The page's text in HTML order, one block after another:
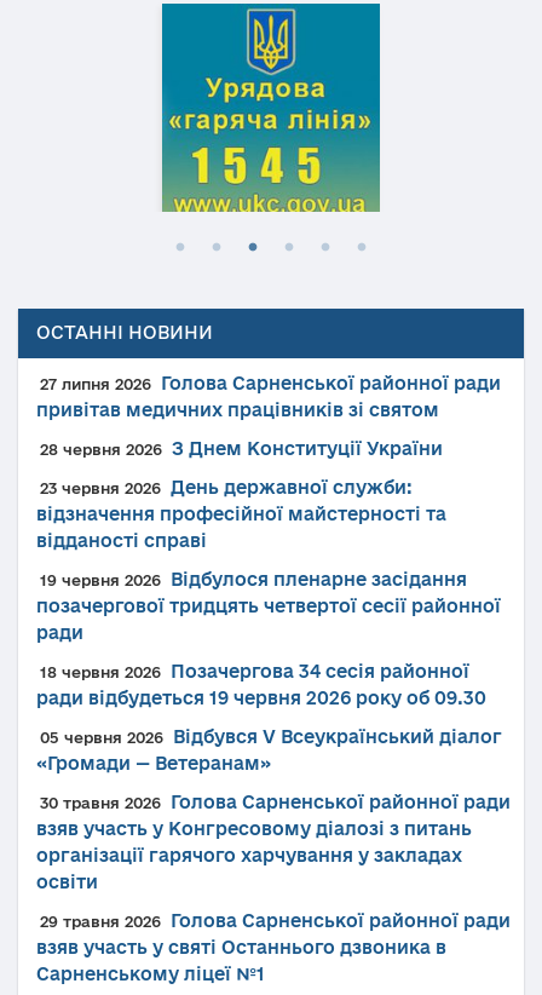
ОСТАННІ НОВИНИ
27 липня 2026
Голова Сарненської районної ради
привітав медичних працівників зі святом
28 червня 2026 З Днем Конституції України
23 червня 2026 День державної служби:
відзначення професійної майстерності та
відданості справі
19 червня 2026
Відбулося пленарне засідання
позачергової тридцять четвертої сесії районної
ради
18 червня 2026
Позачергова 34 сесія районної
ради відбудеться 19 червня 2026 року об 09.30
05 червня 2026
Відбувся V Всеукраїнський діалог
«Громади — Ветеранам»
30 травня 2026
Голова Сарненської районної ради
взяв участь у Конгресовому діалозі з питань
організації гарячого харчування у закладах
освіти
29 травня 2026
Голова Сарненської районної ради
взяв участь у святі Останнього дзвоника в
Сарненському ліцеї №1